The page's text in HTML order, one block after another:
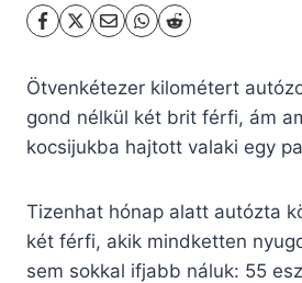
Ötvenkétezer kilométert
gond nélkül két brit férfi, ám
kocsijukba hajtott valaki egy
Tizenhat hónap alatt autózta
két férfi, akik mindketten
sem sokkal ifjabb náluk: 55